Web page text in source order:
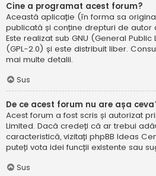
Cine a programat acest forum?
Această aplicație (în forma sa
publicată și conține drepturi de autor
Este realizat sub GNU (General
(GPL-2.0) și este distribuit liber.
mai multe detalii.
Sus
De ce acest forum nu are așa
Acest forum a fost scris și autorizat
Limited. Dacă credeți că ar trebui
caracteristică, vizitați phpBB Ideas
puteți vota idei funcții existente sau
Sus